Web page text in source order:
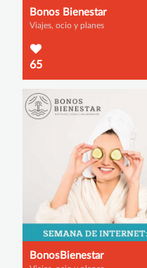
Bonos Bienestar
Viajes, ocio y planes
65
BonosBienestar